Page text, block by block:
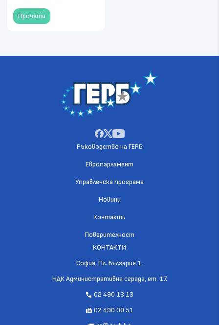
Прочети
Ръководство на ГЕРБ
Европарламент
Управленска програма
Новини
Контакти
Поверителност
КОНТАКТИ
София, Пл. България 1,
НДК Административна сграда, ет. 17.
call 02 490 13 13
fax02 490 09 51